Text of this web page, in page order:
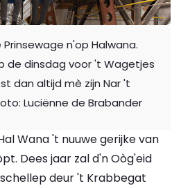
n'op Halwana.
de dinsdag voor 't Wagetjes
dan altijd mè zijn Nar 't
Luciënne de Brabander
Wana 't nuuwe gerijke van
Dees jaar zal d'n Oòg'eid
deur 't Krabbegat